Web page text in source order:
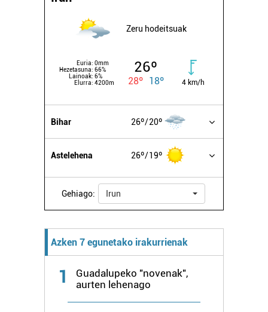
Zeru hodeitsuak
Euria: 0mm
Hezetasuna: 66%
Lainoak: 6%
Elurra: 4200m
26º
28º 18º 4 km/h
Bihar 26º 20º
Astelehena 26º 19º
Gehiago: Irun
Azken 7 egunetako irakurrienak
1
Guadalupeko "novenak",
aurten lehenago